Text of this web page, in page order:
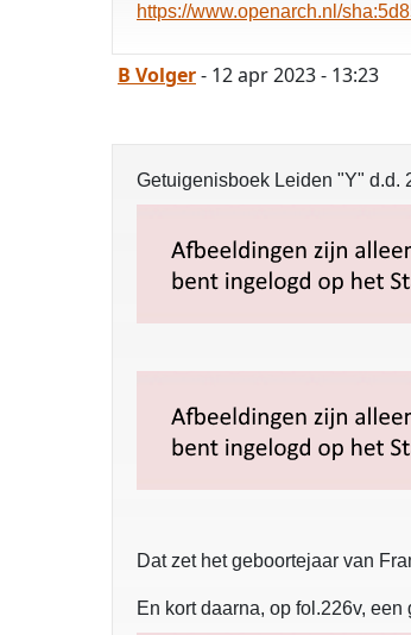
https://www.openarch.nl/
B Volger- 12 apr 2023 - 13:23
Getuigenisboek Leiden "Y" d.d.
Dat zet het geboortejaar van
En kort daarna, op fol.226v,